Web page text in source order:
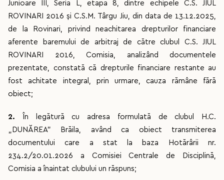
Junioare III, Seria L, etapa 8, dintre echipele C.S. JIUL
ROVINARI 2016 și C.S.M. Târgu Jiu, din data de 13.12.2025,
de la Rovinari, privind neachitarea drepturilor financiare
aferente baremului de arbitraj de către clubul C.S. JIUL
ROVINARI 2016, Comisia, analizând documentele
prezentate, constată că drepturile financiare restante au
fost achitate integral, prin urmare, cauza rămâne fără
obiect;
2.
În legătură cu adresa formulată de clubul H.C.
„DUNĂREA” Brăila, având ca obiect transmiterea
documentului care a stat la baza Hotărârii nr.
234.2/20.01.2026 a Comisiei Centrale de Disciplină,
Comisia a înaintat clubului un răspuns;